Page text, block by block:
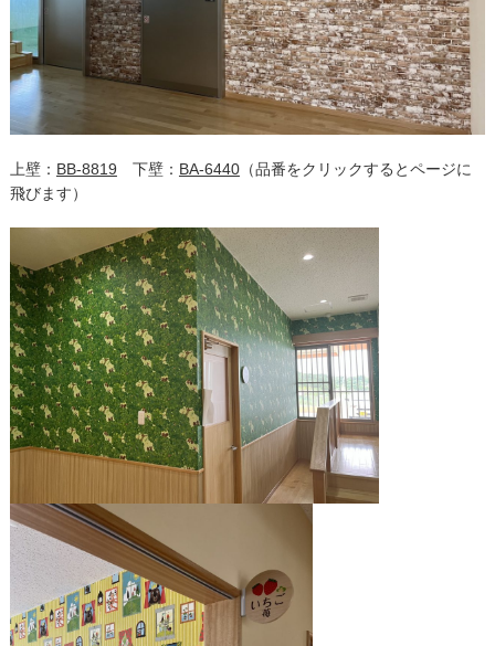
上壁： BB-8819 下壁： BA-6440（品番をクリックするとページに
飛びます）